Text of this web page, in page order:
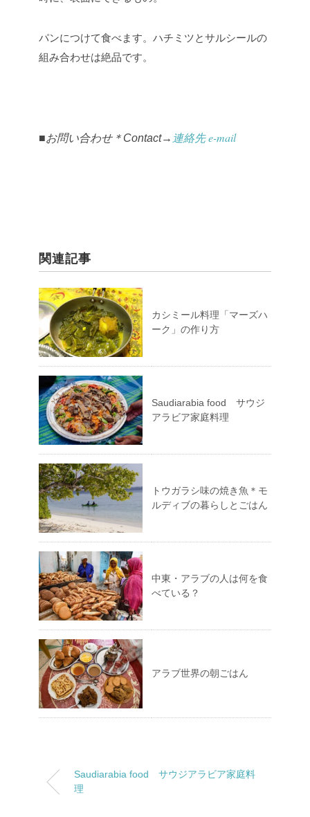
パンにつけて食べます。ハチミツとサルシールの
組み合わせは絶品です。
■お問い合わせ＊ Contact→ 連絡先 e-mail
関連記事
カシミール料理「マーズハ
ーク」の作り方
Saudiarabia food サウジ
アラビア家庭料理
トウガラシ味の焼き魚＊モ
ルディブの暮らしとごはん
中東・アラブの人は何を食
べている？
アラブ世界の朝ごはん
Saudiarabia food サウジアラビア家庭料
理